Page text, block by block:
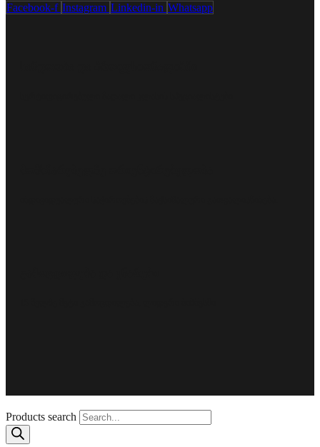
Facebook-f Instagram Linkedin-in Whatsapp
Products search